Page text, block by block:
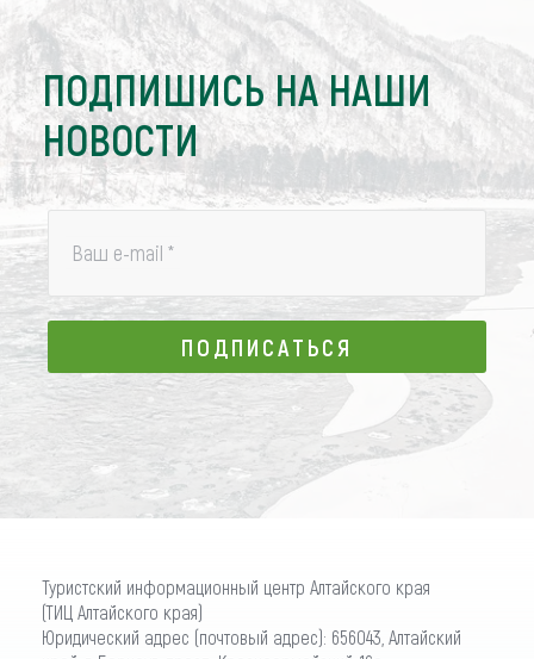
ПОДПИШИСЬ НА НАШИ
НОВОСТИ
Ваш e-mail *
ПОДПИСАТЬСЯ
ПОДПИСАТЬСЯ
Туристский информационный центр Алтайского края
(ТИЦ Алтайского края)
Юридический адрес (почтовый адрес): 656043, Алтайский